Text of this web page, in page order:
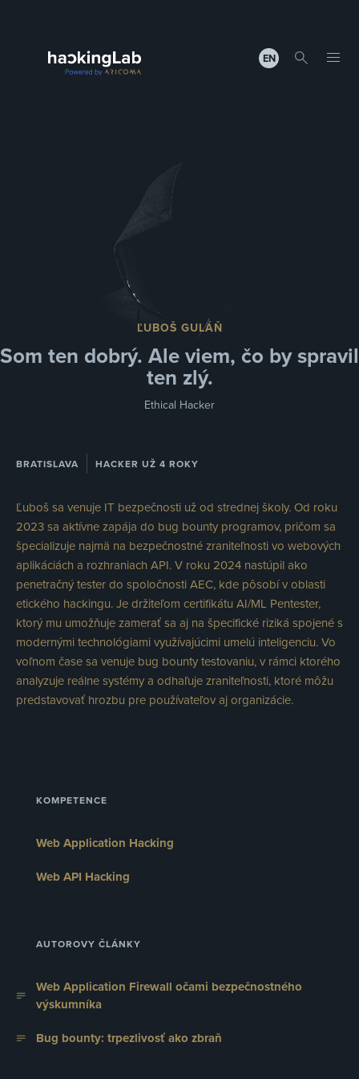
EN
ĽUBOŠ GULÁŇ
Som ten dobrý. Ale viem, čo by spravil
ten zlý.
Ethical Hacker
BRATISLAVA HACKER UŽ 4 ROKY
Ľuboš sa venuje IT bezpečnosti už od strednej školy. Od roku
2023 sa aktívne zapája do bug bounty programov, pričom sa
špecializuje najmä na bezpečnostné zraniteľnosti vo webových
aplikáciách a rozhraniach API. V roku 2024 nastúpil ako
penetračný tester do spoločnosti AEC, kde pôsobí v oblasti
etického hackingu. Je držiteľom certifikátu AI/ML Pentester,
ktorý mu umožňuje zamerať sa aj na špecifické riziká spojené s
modernými technológiami využívajúcimi umelú inteligenciu. Vo
voľnom čase sa venuje bug bounty testovaniu, v rámci ktorého
analyzuje reálne systémy a odhaľuje zraniteľnosti, ktoré môžu
predstavovať hrozbu pre používateľov aj organizácie.
KOMPETENCE
Web Application Hacking
Web API Hacking
AUTOROVY ČLÁNKY
Web Application Firewall očami bezpečnostného
výskumníka
Bug bounty: trpezlivosť ako zbraň